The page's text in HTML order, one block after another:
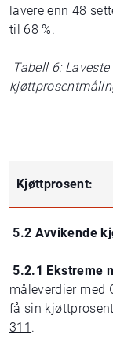
lavere enn 48
til 68 %.
Tabell 6:
Kjøttprosent:
5.2 Avvikende
5.2.1 Ekstreme
måleverdier med
få sin
311 .